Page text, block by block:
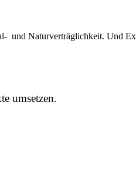
und Naturverträglichkeit. Und
umsetzen.